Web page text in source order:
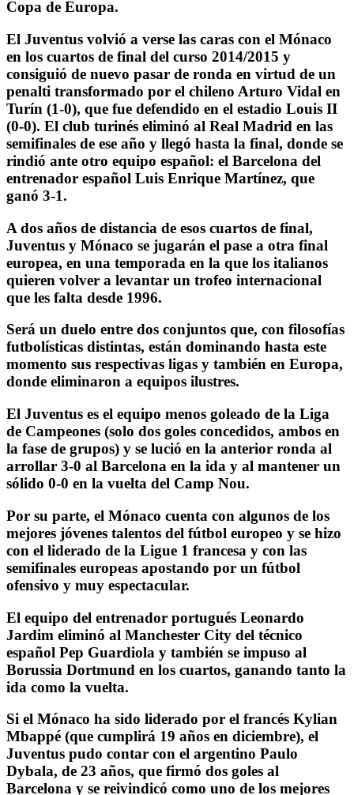
Copa de Europa.
El Juventus volvió a verse las caras con el Mónaco
en los cuartos de final del curso 2014/2015 y
consiguió de nuevo pasar de ronda en virtud de un
penalti transformado por el chileno Arturo Vidal en
Turín (1-0), que fue defendido en el estadio Louis II
(0-0). El club turinés eliminó al Real Madrid en las
semifinales de ese año y llegó hasta la final, donde se
rindió ante otro equipo español: el Barcelona del
entrenador español Luis Enrique Martínez, que
ganó 3-1.
A dos años de distancia de esos cuartos de final,
Juventus y Mónaco se jugarán el pase a otra final
europea, en una temporada en la que los italianos
quieren volver a levantar un trofeo internacional
que les falta desde 1996.
Será un duelo entre dos conjuntos que, con filosofías
futbolísticas distintas, están dominando hasta este
momento sus respectivas ligas y también en Europa,
donde eliminaron a equipos ilustres.
El Juventus es el equipo menos goleado de la Liga
de Campeones (solo dos goles concedidos, ambos en
la fase de grupos) y se lució en la anterior ronda al
arrollar 3-0 al Barcelona en la ida y al mantener un
sólido 0-0 en la vuelta del Camp Nou.
Por su parte, el Mónaco cuenta con algunos de los
mejores jóvenes talentos del fútbol europeo y se hizo
con el liderado de la Ligue 1 francesa y con las
semifinales europeas apostando por un fútbol
ofensivo y muy espectacular.
El equipo del entrenador portugués Leonardo
Jardim eliminó al Manchester City del técnico
español Pep Guardiola y también se impuso al
Borussia Dortmund en los cuartos, ganando tanto la
ida como la vuelta.
Si el Mónaco ha sido liderado por el francés Kylian
Mbappé (que cumplirá 19 años en diciembre), el
Juventus pudo contar con el argentino Paulo
Dybala, de 23 años, que firmó dos goles al
Barcelona y se reivindicó como uno de los mejores